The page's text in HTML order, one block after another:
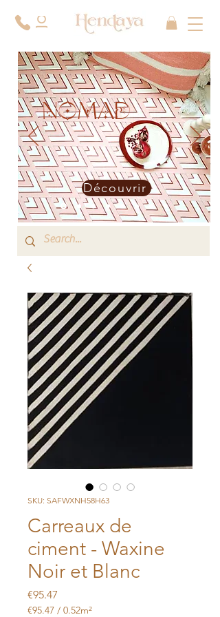
NOMAD
Découvrir
SKU: SAFWXNH58H63
Carreaux de
ciment - Waxine
Noir et Blanc
€95.47
€95.47 / 0.52m²